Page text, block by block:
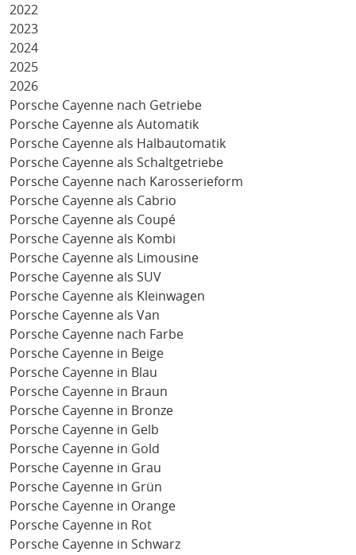
2022
2023
2024
2025
2026
Porsche Cayenne nach Getriebe
Porsche Cayenne als Automatik
Porsche Cayenne als Halbautomatik
Porsche Cayenne als Schaltgetriebe
Porsche Cayenne nach Karosserieform
Porsche Cayenne als Cabrio
Porsche Cayenne als Coupé
Porsche Cayenne als Kombi
Porsche Cayenne als Limousine
Porsche Cayenne als SUV
Porsche Cayenne als Kleinwagen
Porsche Cayenne als Van
Porsche Cayenne nach Farbe
Porsche Cayenne in Beige
Porsche Cayenne in Blau
Porsche Cayenne in Braun
Porsche Cayenne in Bronze
Porsche Cayenne in Gelb
Porsche Cayenne in Gold
Porsche Cayenne in Grau
Porsche Cayenne in Grün
Porsche Cayenne in Orange
Porsche Cayenne in Rot
Porsche Cayenne in Schwarz